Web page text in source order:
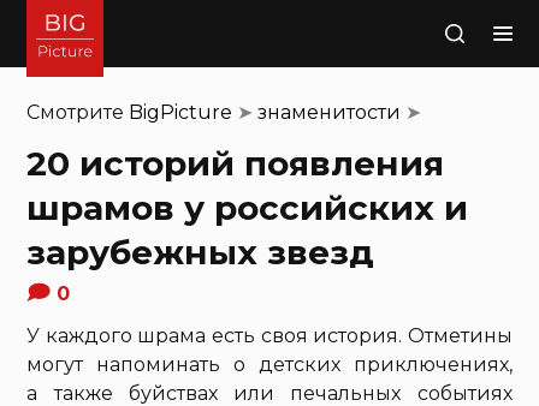
Поиск
Смотрите BigPicture ➤знаменитости ➤
20 историй появления
шрамов у российских и
зарубежных звезд
0
У каждого шрама есть своя история. Отметины
могут напоминать о детских приключениях,
а также буйствах или печальных событиях